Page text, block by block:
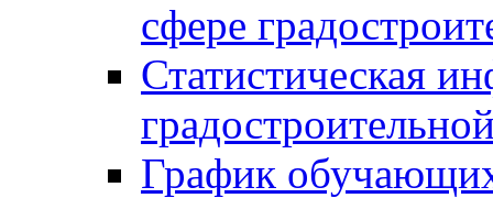
сфере
Статистическая
График